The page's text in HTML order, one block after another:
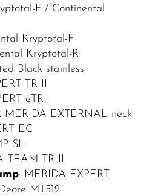
F / Continental
Kryptotal-F
Kryptotal-R
Black stainless
TR II
eTRII
MERIDA EXTERNAL neck
EC
SL
TEAM TR II
: MERIDA EXPERT
MT512